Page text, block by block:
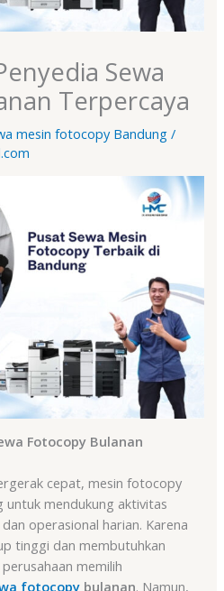
Sewa
Terpercaya
mesin fotocopy Bandung /
Fotocopy Bulanan
cepat, mesin fotocopy
mendukung aktivitas
operasional harian. Karena
tinggi dan membutuhkan
memilih
fotocopy bulanan. Namun,